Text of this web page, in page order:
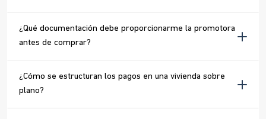
¿Qué documentación debe proporcionarme la promotora
antes de comprar?
¿Cómo se estructuran los pagos en una vivienda sobre
plano?